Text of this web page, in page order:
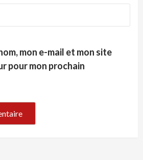
mon e-mail et mon site
pour mon prochain